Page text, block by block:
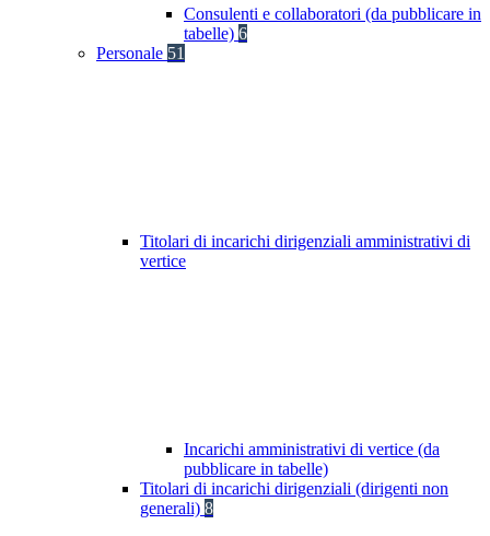
Consulenti e collaboratori (da pubblicare in
tabelle) 6
Personale 51
Titolari di incarichi dirigenziali amministrativi di
vertice
Incarichi amministrativi di vertice (da
pubblicare in tabelle)
Titolari di incarichi dirigenziali (dirigenti non
generali) 8